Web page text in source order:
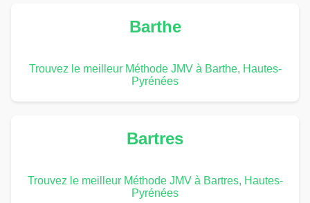
Barthe
Trouvez le meilleur Méthode JMV à Barthe, Hautes-
Pyrénées
Bartres
Trouvez le meilleur Méthode JMV à Bartres, Hautes-
Pyrénées